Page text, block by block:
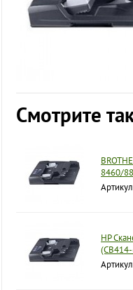
Смотрите
8460/
HP